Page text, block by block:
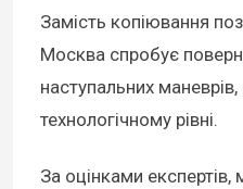
Замість копіювання
Москва спробує
наступальних
технологічному рівні.
За оцінками експертів,